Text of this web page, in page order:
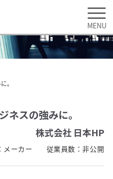
。
ネスの強みに。
株式会社 日本HP
メーカー 従業員数：非公開